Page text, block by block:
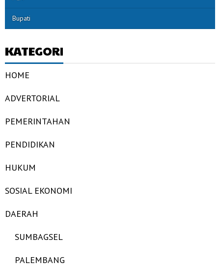
Bupati
KATEGORI
HOME
ADVERTORIAL
PEMERINTAHAN
PENDIDIKAN
HUKUM
SOSIAL EKONOMI
DAERAH
SUMBAGSEL
PALEMBANG